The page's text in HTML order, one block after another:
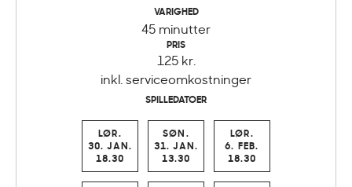
VARIGHED
45 minutter
PRIS
125 kr.
inkl. serviceomkostninger
SPILLEDATOER
LØR.
30. JAN.
18.30
SØN.
31. JAN.
13.30
LØR.
6. FEB.
18.30